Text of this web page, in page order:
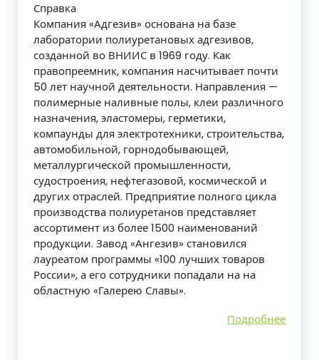
Справка
Компания «Адгезив» основана на базе
лаборатории полиуретановых адгезивов,
созданной во ВНИИС в 1969 году. Как
правопреемник, компания насчитывает почти
50 лет научной деятельности. Направления —
полимерные наливные полы, клеи различного
назначения, эластомеры, герметики,
компаунды для электротехники, строительства,
автомобильной, горнодобывающей,
металлургической промышленности,
судостроения, нефтегазовой, космической и
других отраслей. Предприятие полного цикла
производства полиуретанов представляет
ассортимент из более 1500 наименований
продукции. Завод «Ангезив» становился
лауреатом программы «100 лучших товаров
России», а его сотрудники попадали на на
областную «Галерею Славы».
Подробнее